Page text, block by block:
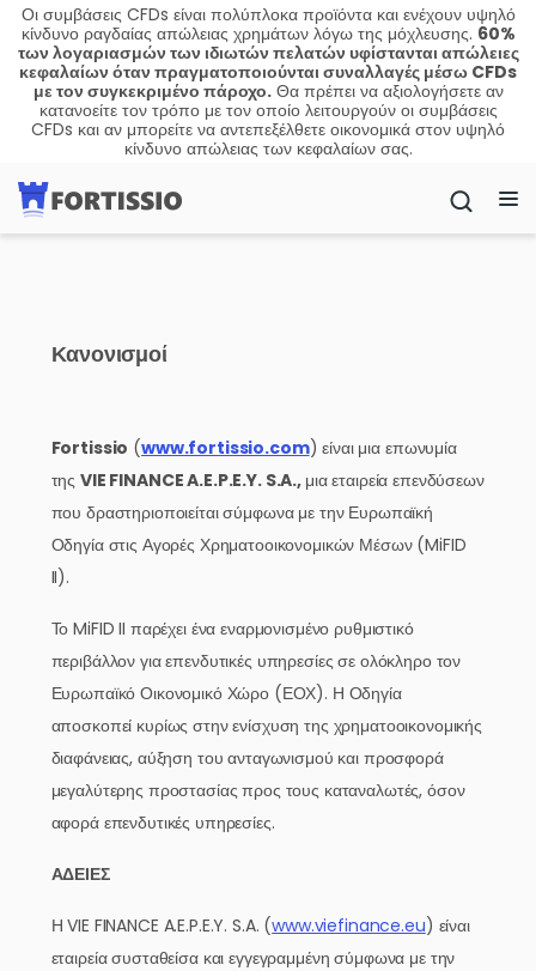
Οι συμβάσεις CFDs είναι πολύπλοκα προϊόντα και ενέχουν υψηλό
κίνδυνο ραγδαίας απώλειας χρημάτων λόγω της μόχλευσης. 60%
των λογαριασμών των ιδιωτών πελατών υφίστανται απώλειες
κεφαλαίων όταν πραγματοποιούνται συναλλαγές μέσω CFDs
με τον συγκεκριμένο πάροχο.Θα πρέπει να αξιολογήσετε αν
κατανοείτε τον τρόπο με τον οποίο λειτουργούν οι συμβάσεις
CFDs και αν μπορείτε να αντεπεξέλθετε οικονομικά στον υψηλό
κίνδυνο απώλειας των κεφαλαίων σας.
Κανονισμοί
Fortissio (www.fortissio.com) είναι μια επωνυμία
της VIE FINANCE A.E.P.E.Y. S.A., μια εταιρεία επενδύσεων
που δραστηριοποιείται σύμφωνα με την Ευρωπαϊκή
Οδηγία στις Αγορές Χρηματοοικονομικών Μέσων (MiFID
II).
Το MiFID II παρέχει ένα εναρμονισμένο ρυθμιστικό
περιβάλλον για επενδυτικές υπηρεσίες σε ολόκληρο τον
Ευρωπαϊκό Οικονομικό Χώρο (ΕΟΧ). Η Οδηγία
αποσκοπεί κυρίως στην ενίσχυση της χρηματοοικονομικής
διαφάνειας, αύξηση του ανταγωνισμού και προσφορά
μεγαλύτερης προστασίας προς τους καταναλωτές, όσον
αφορά επενδυτικές υπηρεσίες.
ΑΔΕΙΕΣ
Η VIE FINANCE A.E.P.E.Y. S.A. (www.viefinance.eu) είναι
εταιρεία συσταθείσα και εγγεγραμμένη σύμφωνα με την